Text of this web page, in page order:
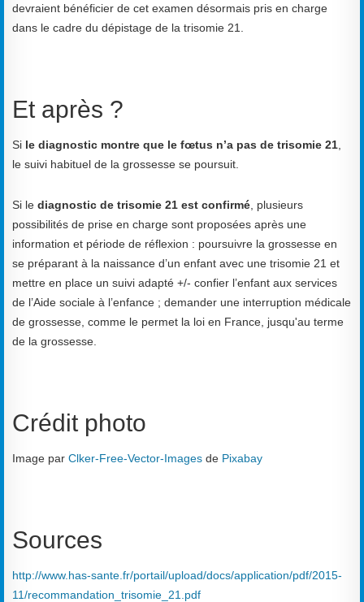
devraient bénéficier de cet examen désormais pris en charge
dans le cadre du dépistage de la trisomie 21.
Et après ?
Si le diagnostic montre que le fœtus n’a pas de trisomie 21
le suivi habituel de la grossesse se poursuit.
Si le diagnostic de trisomie 21 est confirmé , plusieurs
possibilités de prise en charge sont proposées après une
information et période de réflexion : poursuivre la grossesse en
se préparant à la naissance d’un enfant avec une trisomie 21 et
mettre en place un suivi adapté +/- confier l’enfant aux services
de l’Aide sociale à l’enfance ; demander une interruption médicale
de grossesse, comme le permet la loi en France, jusqu'au terme
de la grossesse.
Crédit photo
Image par Clker-Free-Vector-Images de Pixabay
Sources
http://www.has-sante.fr/portail/upload/docs/application/pdf/2015-
11/recommandation_trisomie_21.pdf